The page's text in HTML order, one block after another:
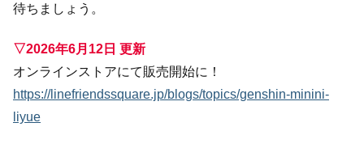
待ちましょう。
▽2026年6月12日 更新
オンラインストアにて販売開始に！
https://linefriendssquare.jp/blogs/topics/genshin-minini-
liyue